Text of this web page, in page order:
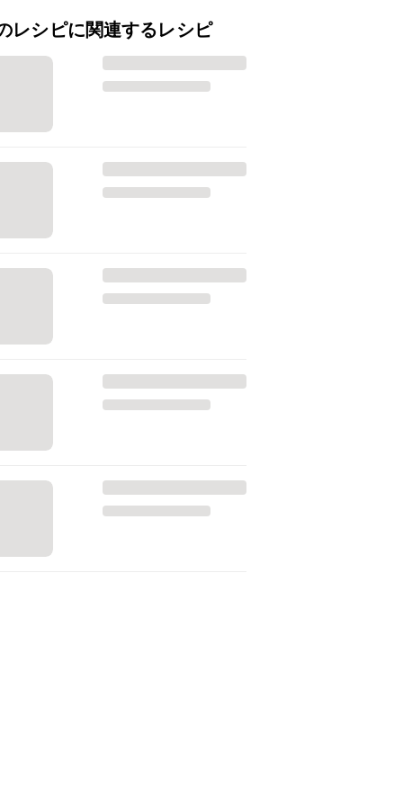
レシピに関連するレシピ